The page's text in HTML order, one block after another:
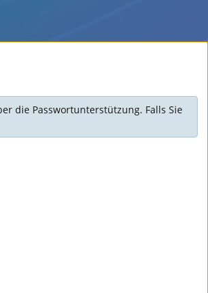
die Passwortunterstützung. Falls Sie